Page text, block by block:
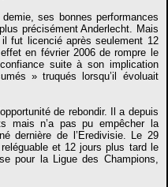
ses bonnes performances
précisément Anderlecht. Mais
fut licencié après seulement 12
en février 2006 de rompre le
suite à son implication
» truqués lorsqu’il évoluait
de rebondir. Il a depuis
mais n’a pas pu empêcher la
dernière de l’Eredivisie. Le 29
et 12 jours plus tard le
pour la Ligue des Champions,